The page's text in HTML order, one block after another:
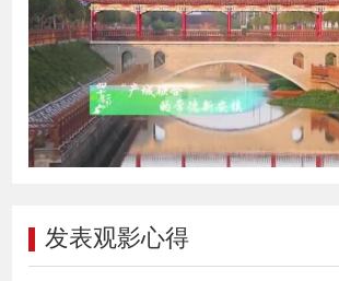
发表观影心得